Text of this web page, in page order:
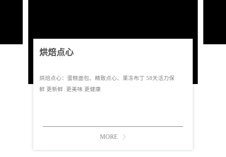
烘焙点心
烘焙点心：蛋糕面包、精致点心、果冻布丁 58天活力保
鲜 更新鲜 更美味 更健康
MORE